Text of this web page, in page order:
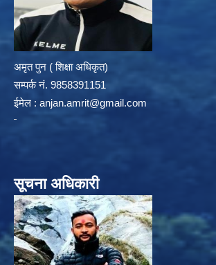
अमृत पुन ( शिक्षा अधिकृत)
सम्पर्क न‌ं. 9858391151
ईमेल : anjan.amrit@gmail.com
सूचना अधिकारी